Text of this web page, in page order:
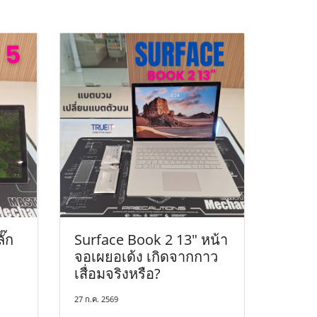
ก
Surface Book 2 13" หน้า
จอเผยอเด้ง เกิดจากกาว
เสื่อมจริงหรือ?
27 ก.ค. 2569